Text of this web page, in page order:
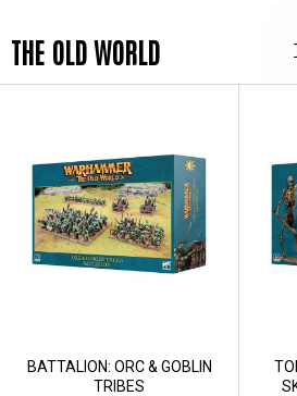
THE OLD WORLD
BATTALION: ORC & GOBLIN
TRIBES